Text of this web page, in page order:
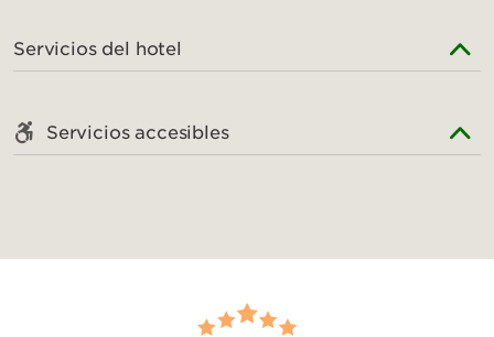
Servicios del hotel
Servicios accesibles